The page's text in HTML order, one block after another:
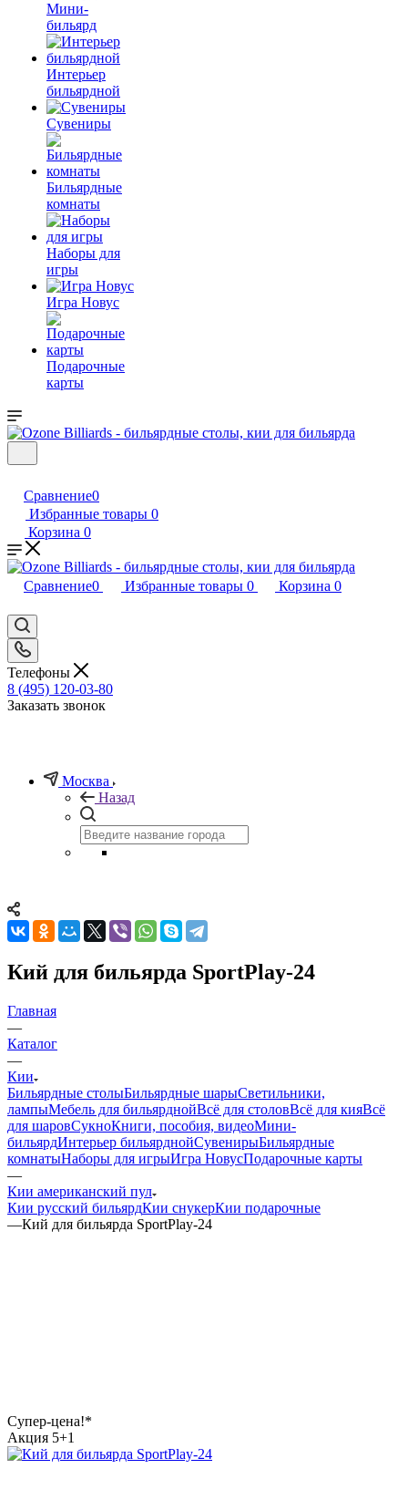
Мини-
бильярд
Интерьер
бильярдной
Сувениры
Бильярдные
комнаты
Наборы для
игры
Игра Новус
Подарочные
карты
Сравнение0
Избранные товары 0
Корзина 0
Сравнение0 Избранные товары 0 Корзина 0
Телефоны
8 (495) 120-03-80
Заказать звонок
Москва
Назад
Кий для бильярда SportPlay-24
Главная
—
Каталог
—
Кии
Бильярдные столыБильярдные шарыСветильники,
лампыМебель для бильярднойВсё для столовВсё для кияВсё
для шаровСукноКниги, пособия, видеоМини-
бильярдИнтерьер бильярднойСувенирыБильярдные
комнатыНаборы для игрыИгра НовусПодарочные карты
—
Кии американский пул
Кии русский бильярдКии снукерКии подарочные
—Кий для бильярда SportPlay-24
Супер-цена!*
Акция 5+1